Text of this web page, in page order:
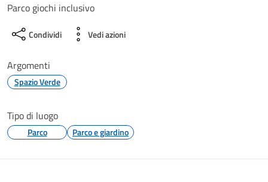
Parco giochi inclusivo
Condividi Vedi azioni
Argomenti
Spazio Verde
Tipo di luogo
Parco Parco e giardino